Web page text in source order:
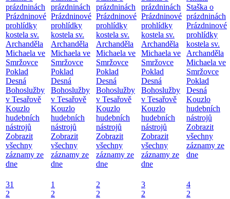
prázdninách
Prázdninové
prohlídky
kostela sv.
Archanděla
Michaela ve
Smržovce
Poklad
Desná
Bohoslužby
v Tesařově
Kouzlo
hudebních
nástrojů
Zobrazit
všechny
záznamy ze
dne
prázdninách
Prázdninové
prohlídky
kostela sv.
Archanděla
Michaela ve
Smržovce
Poklad
Desná
Bohoslužby
v Tesařově
Kouzlo
hudebních
nástrojů
Zobrazit
všechny
záznamy ze
dne
prázdninách
Prázdninové
prohlídky
kostela sv.
Archanděla
Michaela ve
Smržovce
Poklad
Desná
Bohoslužby
v Tesařově
Kouzlo
hudebních
nástrojů
Zobrazit
všechny
záznamy ze
dne
prázdninách
Prázdninové
prohlídky
kostela sv.
Archanděla
Michaela ve
Smržovce
Poklad
Desná
Bohoslužby
v Tesařově
Kouzlo
hudebních
nástrojů
Zobrazit
všechny
záznamy ze
dne
Staška o
prázdninách
Prázdninové
prohlídky
kostela sv.
Archanděla
Michaela ve
Smržovce
Poklad
Desná
Kouzlo
hudebních
nástrojů
Zobrazit
všechny
záznamy ze
dne
31
2
1
2
2
2
3
2
4
2